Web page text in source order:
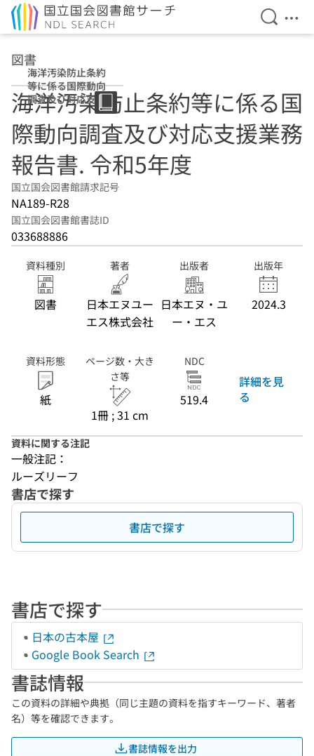
検索を
メ
図書
海洋汚染防止条約
等に係る国際動向
調査及び対応支援
業務報告書 令和5
年度
海洋汚染防止条約等に係る国
際動向調査及び対応支援業務
報告書. 令和5年度
国立国会図書館請求記号
NA189-R28
国立国会図書館書誌ID
033688886
資料種別
図書
著者
日本エヌユー
エス株式会社
出版者
日本エヌ・ユ
ー・エス
出版年
2024.3
資料形態
紙
ページ数・大き
さ等
1冊 ; 31 cm
NDC
519.4
詳細を見
る
資料に関する注記
一般注記：
ルーズリーフ
書店で探す
書店で探す
書店で探す
日本の古本屋
Google Book Search
書誌情報
この資料の詳細や典拠（同じ主題の資料を指すキーワード、著者
名）等を確認できます。
書誌情報を出力